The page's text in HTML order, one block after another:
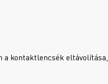
kontaktlencsék